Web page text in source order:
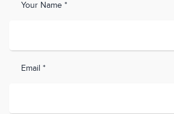
Your Name *
Email *